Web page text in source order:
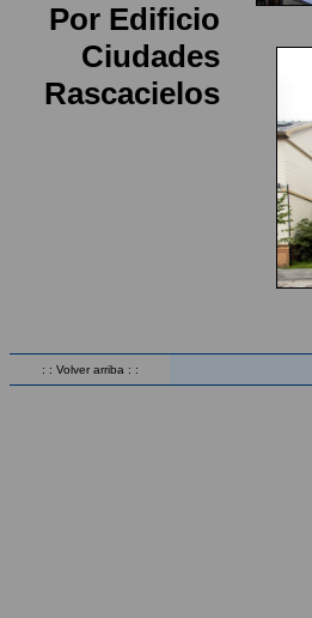
Por Edificio
Ciudades
Rascacielos
: : Volver arriba : :